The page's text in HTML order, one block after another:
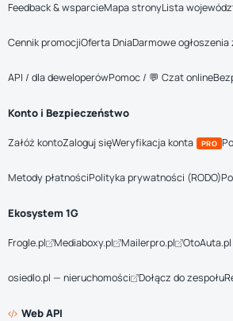
Feedback & wsparcieMapa stronyLista
Cennik promocjiOferta DniaDarmowe ogłoszenia
API / dla deweloperówPomoc / 💬 Czat online
Konto i Bezpieczeństwo
Załóż kontoZaloguj sięWeryfikacja konta PRO
Metody płatnościPolityka prywatności (RODO)
Ekosystem 1G
Frogle.pl Mediaboxy.pl Mailerpro.pl
osiedlo.pl — nieruchomości Dołącz do zespołu
Web API